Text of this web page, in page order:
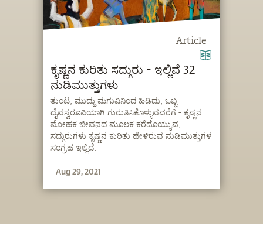
Article
ಕೃಷ್ಣನ ಕುರಿತು ಸದ್ಗುರು - ಇಲ್ಲಿವೆ 32
ನುಡಿಮುತ್ತುಗಳು
ತುಂಟ, ಮುದ್ದು ಮಗುವಿನಿಂದ ಹಿಡಿದು, ಒಬ್ಬ
ದೈವಸ್ವರೂಪಿಯಾಗಿ ಗುರುತಿಸಿಕೊಳ್ಳುವವರೆಗೆ - ಕೃಷ್ಣನ
ಮೋಹಕ ಜೀವನದ ಮೂಲಕ ಕರೆದೊಯ್ಯುವ,
ಸದ್ಗುರುಗಳು ಕೃಷ್ಣನ ಕುರಿತು ಹೇಳಿರುವ ನುಡಿಮುತ್ತುಗಳ
ಸಂಗ್ರಹ ಇಲ್ಲಿದೆ.
Aug 29, 2021